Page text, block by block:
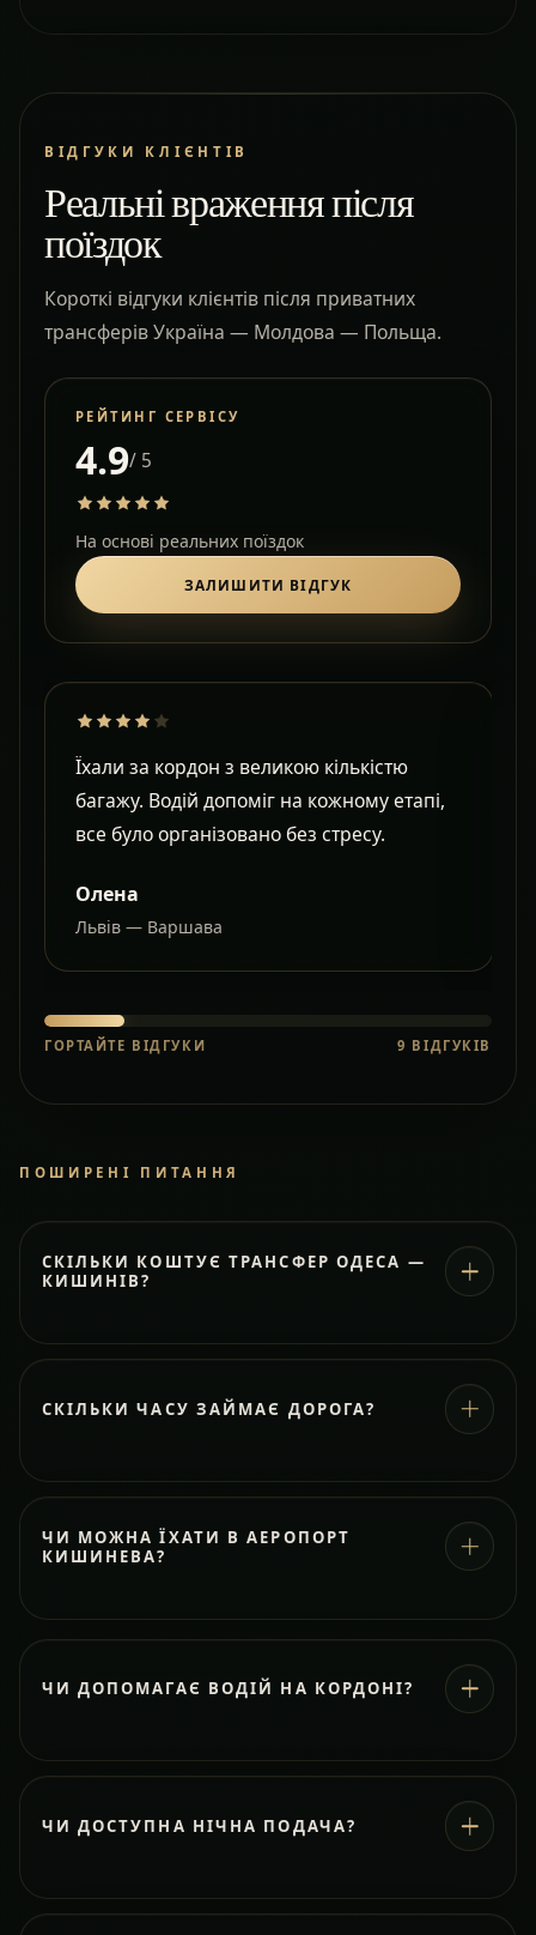
ВІДГУКИ КЛІЄНТІВ
Реальні враження після
поїздок
Короткі відгуки клієнтів після приватних
трансферів Україна — Молдова — Польща.
РЕЙТИНГ СЕРВІСУ
4.9/ 5
На основі реальних поїздок
ЗАЛИШИТИ ВІДГУК
Їхали за кордон з великою кількістю
багажу. Водій допоміг на кожному етапі,
все було організовано без стресу.
Олена
Львів — Варшава
ГОРТАЙТЕ ВІДГУКИ 9 ВІДГУКІВ
ПОШИРЕНІ ПИТАННЯ
СКІЛЬКИ КОШТУЄ ТРАНСФЕР ОДЕСА —
КИШИНІВ?
СКІЛЬКИ ЧАСУ ЗАЙМАЄ ДОРОГА?
ЧИ МОЖНА ЇХАТИ В АЕРОПОРТ
КИШИНЕВА?
ЧИ ДОПОМАГАЄ ВОДІЙ НА КОРДОНІ?
ЧИ ДОСТУПНА НІЧНА ПОДАЧА?